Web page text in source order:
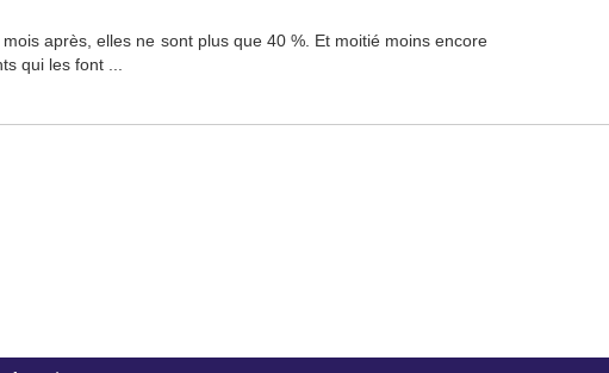
après, elles ne sont plus que 40 %. Et moitié moins encore
qui les font ...